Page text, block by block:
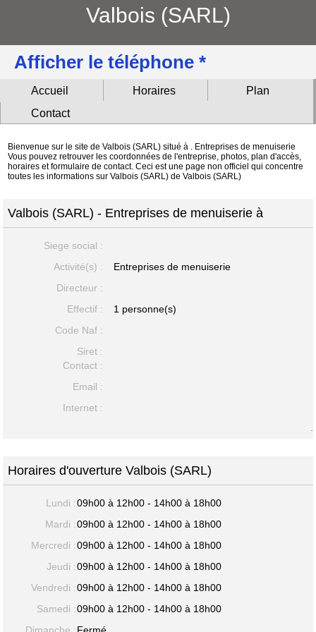
Valbois (SARL)
Afficher le téléphone *
Accueil Horaires
Plan
Contact
Bienvenue sur le site de Valbois (SARL) situé à . Entreprises de menuiserie
Vous pouvez retrouver les coordonnées de l'entreprise, photos, plan d'accès,
horaires et formulaire de contact. Ceci est une page non officiel qui concentre
toutes les informations sur Valbois (SARL) de Valbois (SARL)
Valbois (SARL) - Entreprises de menuiserie à
Siege social :
Activité(s) :
Entreprises de menuiserie
Directeur :
Effectif :
1 personne(s)
Code Naf :
Siret :
Contact :
Email :
Internet :
-
Horaires d'ouverture Valbois (SARL)
Lundi :09h00 à 12h00 - 14h00 à 18h00
Mardi :09h00 à 12h00 - 14h00 à 18h00
Mercredi :09h00 à 12h00 - 14h00 à 18h00
Jeudi :09h00 à 12h00 - 14h00 à 18h00
Vendredi :09h00 à 12h00 - 14h00 à 18h00
Samedi :09h00 à 12h00 - 14h00 à 18h00
Dimanche :Fermé